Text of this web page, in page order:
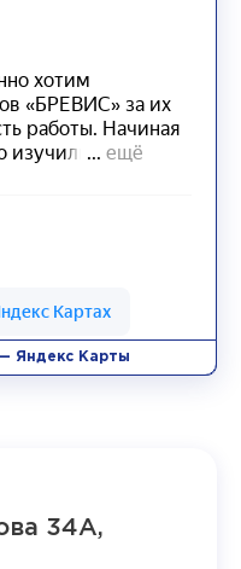
Яндекс Карты
34А,